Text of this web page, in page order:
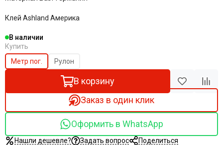
Клей Ashland Америка
В наличии
Купить
Метр пог.
Рулон
В корзину
Заказ в один клик
Оформить в WhatsApp
Нашли дешевле? Задать вопрос Поделиться